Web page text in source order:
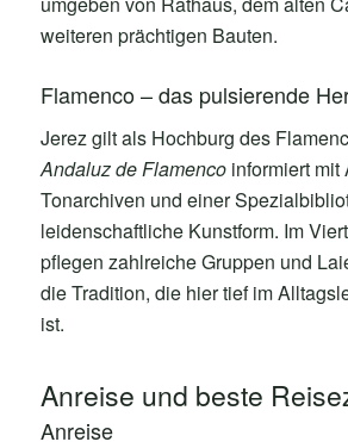
weiteren prächtigen Bauten.
Flamenco – das pulsierende
Jerez gilt als Hochburg des
Andaluz de Flamencoinformiert mit
Tonarchiven und einer
leidenschaftliche Kunstform. Im
pflegen zahlreiche Gruppen und
die Tradition, die hier tief im
ist.
Anreise und beste
Anreise